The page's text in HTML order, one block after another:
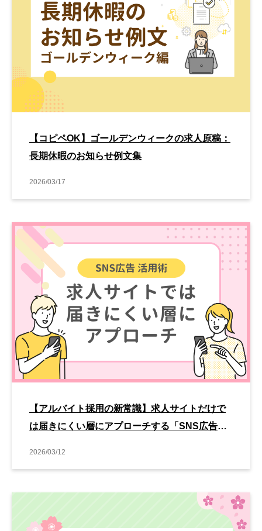
【コピペOK】ゴールデンウィークの求人原稿：
長期休暇のお知らせ例文集
2026/03/17
【アルバイト採用の新常識】求人サイトだけで
は届きにくい層にアプローチする「SNS広告」
2026/03/12